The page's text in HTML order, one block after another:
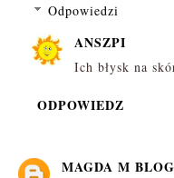
Odpowiedzi
ANSZPI
Ich błysk na
ODPOWIEDZ
MAGDA M BLOG